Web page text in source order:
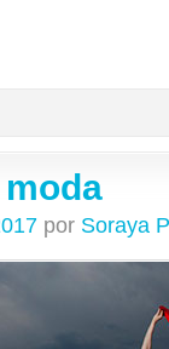
por Soraya